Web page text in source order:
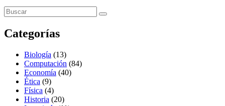
Categorías
Biología (13)
Computación (84)
Economía (40)
Ética (9)
Física (4)
Historia (20)